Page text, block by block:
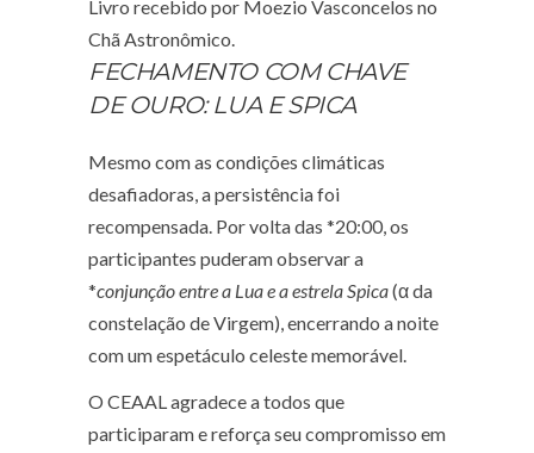
Livro recebido por Moezio Vasconcelos no
Chã Astronômico.
FECHAMENTO COM CHAVE
DE OURO: LUA E SPICA
Mesmo com as condições climáticas
desafiadoras, a persistência foi
recompensada. Por volta das *20:00, os
participantes puderam observar a
*conjunção entre a Lua e a estrela Spica(α da
constelação de Virgem), encerrando a noite
com um espetáculo celeste memorável.
O CEAAL agradece a todos que
participaram e reforça seu compromisso em